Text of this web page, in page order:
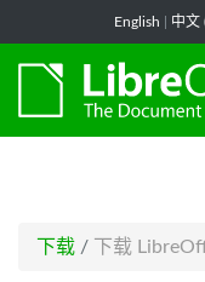
English 中文
下载 / 下载